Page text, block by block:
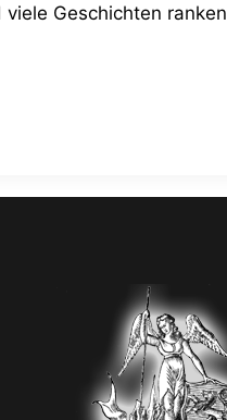
Geschichten ranken